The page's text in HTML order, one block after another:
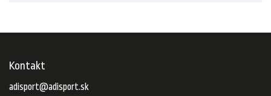
Kontakt
adisport@adisport.sk